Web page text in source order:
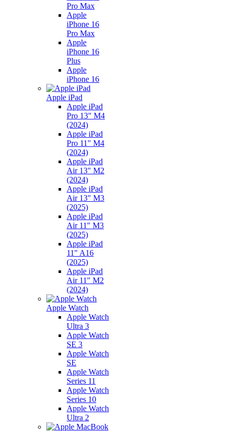
Pro Max
Apple
iPhone 16
Pro Max
Apple
iPhone 16
Plus
Apple
iPhone 16
Apple iPad
Apple iPad
Pro 13" M4
(2024)
Apple iPad
Pro 11" M4
(2024)
Apple iPad
Air 13" M2
(2024)
Apple iPad
Air 13" M3
(2025)
Apple iPad
Air 11" M3
(2025)
Apple iPad
11" A16
(2025)
Apple iPad
Air 11" M2
(2024)
Apple Watch
Apple Watch
Ultra 3
Apple Watch
SE 3
Apple Watch
SE
Apple Watch
Series 11
Apple Watch
Series 10
Apple Watch
Ultra 2